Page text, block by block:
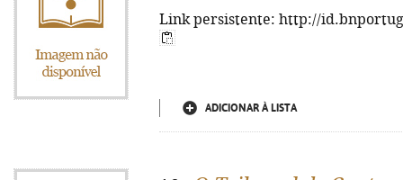
Link persistente: http://
ADICIONAR À LISTA